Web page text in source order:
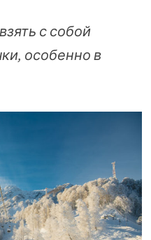
с собой
особенно в